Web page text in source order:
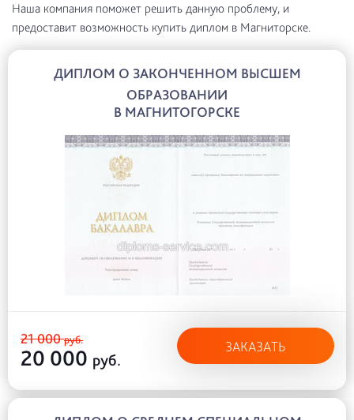
Наша компания поможет решить данную проблему, и
предоставит возможность купить диплом в Магниторске.
ДИПЛОМ О ЗАКОНЧЕННОМ ВЫСШЕМ
ОБРАЗОВАНИИ
В МАГНИТОГОРСКЕ
21 000руб.
20 000 руб.
ЗАКАЗАТЬ